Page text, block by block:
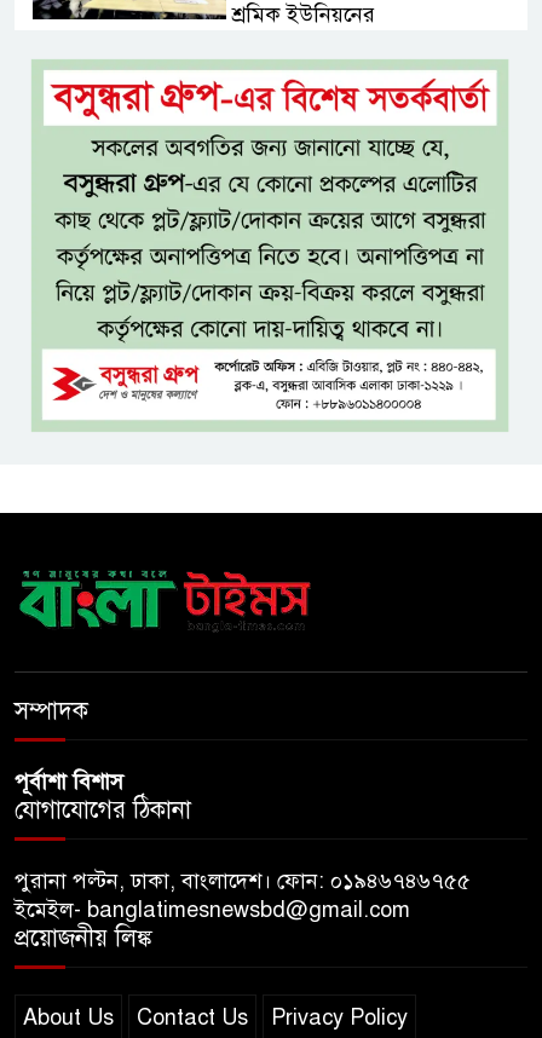
শ্রমিক ইউনিয়নের
টাঙ্গাইল জেলা পরিষদের উদ্যোগে
২৩ লাখ টাকার আর্থিক অনুদানের
চেক বিতরণ
ধলেশ্বরী থেকে অবৈধ বালু উত্তোলন,
হুমকিতে শামসুল হক সেতু
বঙ্গভবনের নতুন বাসিন্দা কি মির্জা
ফখরুল? বিএনপিতে জোর
আলোচনা, সিদ্ধান্ত নেবেন তারেক
রহমান
বাংলাদেশে এলো থাইল্যান্ডের শীর্ষ
কফি ব্র্যান্ড ‘ক্যাফে আমাজন
সম্পাদক
পূর্বাশা বিশাস
যোগাযোগের ঠিকানা
পুরানা পল্টন, ঢাকা, বাংলাদেশ। ফোন: ০১৯৪৬৭৪৬৭৫৫
ইমেইল- banglatimesnewsbd@gmail.com
প্রয়োজনীয় লিঙ্ক
About Us Contact Us Privacy Policy